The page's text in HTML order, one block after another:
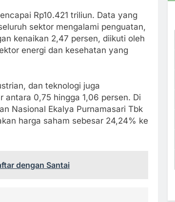
Rp10.421 triliun. Data yang
sektor mengalami penguatan,
kenaikan 2,47 persen, diikuti oleh
energi dan kesehatan yang
dan teknologi juga
antara 0,75 hingga 1,06 persen. Di
Nasional Ekalya Purnamasari Tbk
harga saham sebesar 24,24% ke
dengan Santai